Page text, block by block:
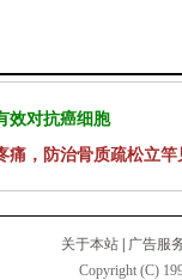
效对抗癌细胞
痛，防治骨质疏松立竿
关于本站
广告服
Copyright (C)